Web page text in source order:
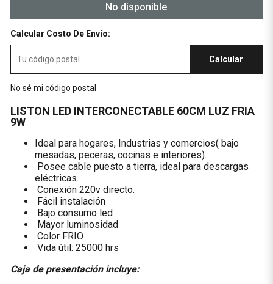
No disponible
Calcular Costo De Envío:
Calcular
No sé mi código postal
LISTON LED INTERCONECTABLE 60CM LUZ FRIA
9W
Ideal para hogares, Industrias y comercios( bajo
mesadas, peceras, cocinas e interiores).
Posee cable puesto a tierra, ideal para descargas
eléctricas.
Conexión 220v directo.
Fácil instalación
Bajo consumo led
Mayor luminosidad
Color FRIO
Vida útil: 25000 hrs
Caja de presentación incluye: